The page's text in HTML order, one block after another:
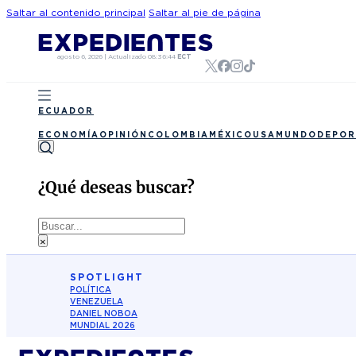
Saltar al contenido principal Saltar al pie de página
agosto 6, 2026 | Actualizado 08:36:44 ECT
ECUADOR
ECONOMÍA OPINIÓN COLOMBIA MÉXICO USA MUNDO
¿Qué deseas buscar?
Buscar
×
SPOTLIGHT
POLÍTICA
VENEZUELA
DANIEL NOBOA
MUNDIAL 2026